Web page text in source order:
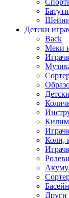
Батути
Детски
Back
Меки
Коли,
Други